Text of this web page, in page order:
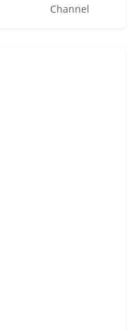
Channel